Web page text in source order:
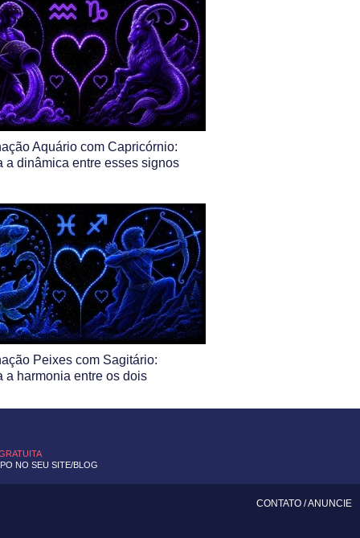
Aquário com Capricórnio:
a dinâmica entre esses signos
Peixes com Sagitário:
a harmonia entre os dois
NO SEU SITE/BLOG
CONTATO /ANUNCIE